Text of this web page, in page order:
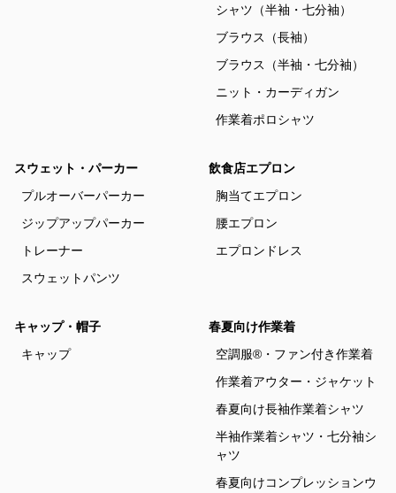
シャツ（半袖・七分袖）
ブラウス（長袖）
ブラウス（半袖・七分袖）
ニット・カーディガン
作業着ポロシャツ
スウェット・パーカー
プルオーバーパーカー
ジップアップパーカー
トレーナー
スウェットパンツ
飲食店エプロン
胸当てエプロン
腰エプロン
エプロンドレス
キャップ・帽子
キャップ
春夏向け作業着
空調服®・ファン付き作業着
作業着アウター・ジャケット
春夏向け長袖作業着シャツ
半袖作業着シャツ・七分袖シ
ャツ
春夏向けコンプレッションウ